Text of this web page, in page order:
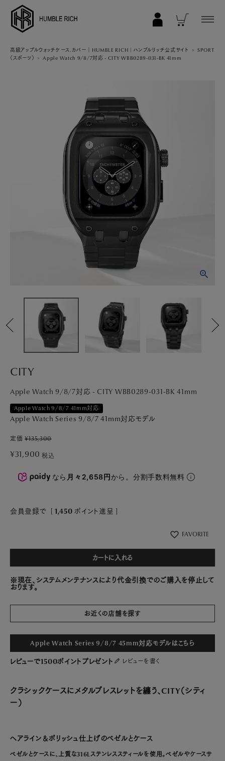
COLLECTION
AppleWatch Ultra 2/1(49mm)
AppleWatch 9/8/7 (41mm)
AppleWatch 9/8/7 (45mm)
AppleWatch SE 3/2/1 (40mm)
AppleWatch SE 3/2/1 (44mm)
STRAP/Accessory
ABOUT
SHOP LIST
高級アップルウォッチケース.カバー｜HUMBLE RICH | ハンブルリッチ公式サイト
SPORT
（スポーツ）
Apple Watch 9/8/7対応 - CITY WBB0289-031-BK 41mm
CITY
Apple Watch 9/8/7対応 - CITY WBB0289-031-BK 41mm
Apple Watch 9/8/7 41mm対応
Apple Watch Series 9/8/7 41mm対応モデル
定価 ¥135,300
¥31,900 税込
なら 月々2,658円から。分割手数料無料
会員登録で [ 1,450 ポイント進呈 ]
FAVORITE
カートに入れる
※現在、システムメンテナンスにより代金引換でのご購入を停止して
おります。
お近くの店舗を探す
Apple Watch Series 9/8/7 45mm対応モデルはこちら
レビューで1500ポイントプレゼント レビューを書く
クラシックケースにメタルブレスレットを纏う、CITY（シティ
ー）
ヘアライン＆ポリッシュ仕上げのベゼルとケース
ベゼルとケースに、上質な316Lステンレススティールを使用。ベゼルやケースサ